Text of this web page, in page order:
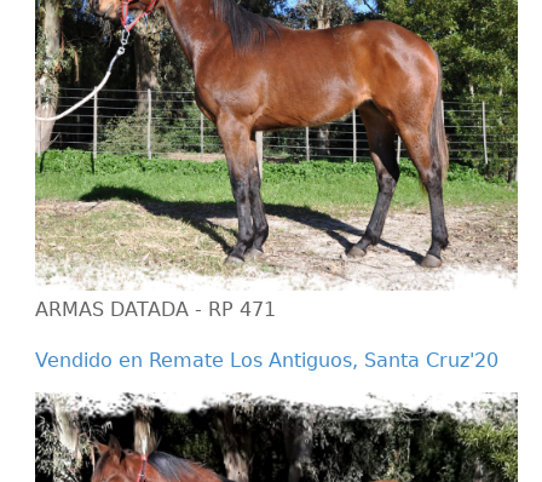
ARMAS DATADA - RP 471
Vendido en Remate Los Antiguos, Santa Cruz'20